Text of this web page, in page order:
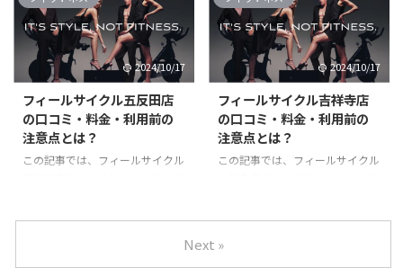
についてご紹介します ...
紹介します。 引 ...
料金プラン、アクセス方法、予約
手順など、詳細に説明していま
す。 フィールサイクルでは、現
在会費0円トライアルを実施中で
す。 45日間無料で利用できるの
で、お早めにご利用ください！
無料トライアル実施中！ FEEL
CYCLE公式サイト フィールサイ
クル池袋店の悪い口コミ・レビュ
料金プラン、アクセス方法、予約
手順など、詳細に説明していま
す。 フィールサイクルでは、現
在会費0円トライアルを実施中で
す。 45日間無料で利用できるの
で、お早めにご利用ください！
無料トライアル実施中！ FEEL
CYCLE公式サイト フィールサイ
クル渋谷店の悪い口コミ・評判・
2024/10/17
フィールサイクル五反田店
の口コミ・料金・利用前の
注意点とは？
この記事では、フィールサイクル
2024/10/17
フィールサイクル吉祥寺店
の口コミ・料金・利用前の
注意点とは？
この記事では、フィールサイクル
予約手順など、詳細に説明してい
Next »